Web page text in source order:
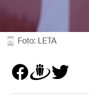
Foto: LETA